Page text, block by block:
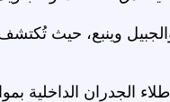
وينبع، حيث
الجدران الداخلية